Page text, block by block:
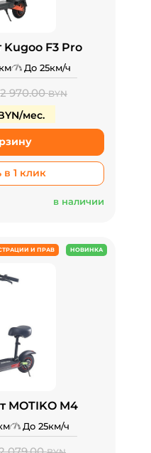
Kugoo F3 Pro
До 25км/ч
2 970.00BYN
мес.
в 1 клик
в наличии
И ПРАВ НОВИНКА
MOTIKO M4
До 25км/ч